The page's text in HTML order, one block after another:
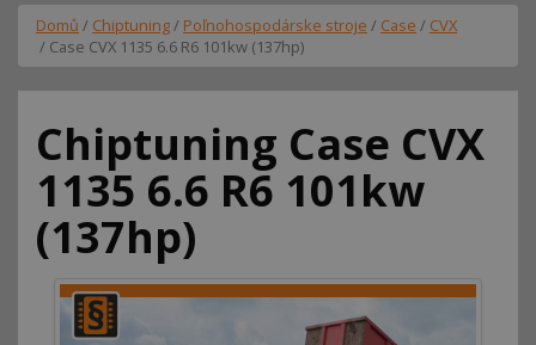
Domů / Chiptuning/ Poľnohospodárske stroje / Case / CVX
/ Case CVX 1135 6.6 R6 101kw (137hp)
Chiptuning Case CVX
1135 6.6 R6 101kw
(137hp)